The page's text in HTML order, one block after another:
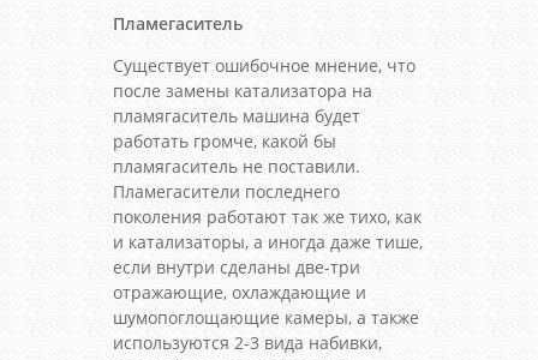
Пламегаситель
Существует ошибочное мнение, что
после замены катализатора на
пламягаситель машина будет
работать громче, какой бы
пламягаситель не поставили.
Пламегасители последнего
поколения работают так же тихо, как
и катализаторы, а иногда даже тише,
если внутри сделаны две-три
отражающие, охлаждающие и
шумопоглощающие камеры, а также
используются 2-3 вида набивки,